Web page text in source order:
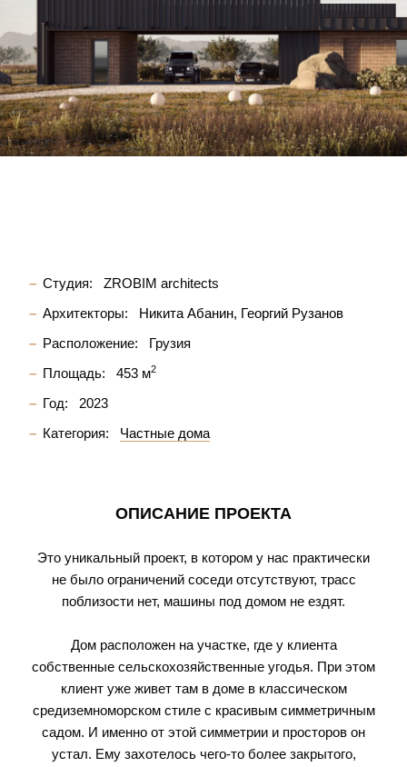
Студия:
ZROBIM architects
Архитекторы:
Никита Абанин Георгий Рузанов
Расположение:
Грузия
Площадь:
453 м2
Год:
2023
Категория:
Частные дома
ОПИСАНИЕ ПРОЕКТА
Это уникальный проект, в котором у нас практически
не было ограничений соседи отсутствуют, трасс
поблизости нет, машины под домом не ездят.
Дом расположен на участке, где у клиента
собственные сельскохозяйственные угодья. При этом
клиент уже живет там в доме в классическом
средиземноморском стиле с красивым симметричным
садом. И именно от этой симметрии и просторов он
устал. Ему захотелось чего-то более закрытого,